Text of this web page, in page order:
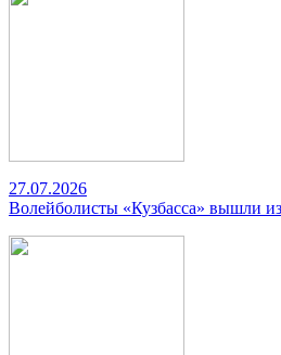
27.07.2026
Волейболисты «Кузбасса» вышли